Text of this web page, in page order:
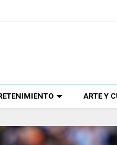
ARTE Y